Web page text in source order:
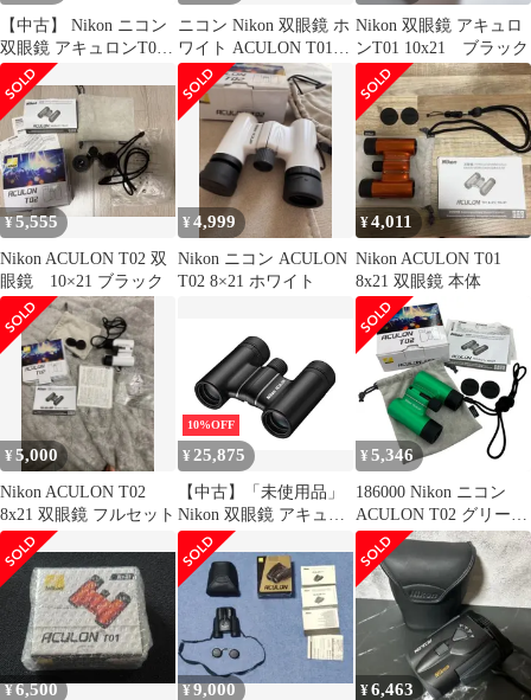
【中古】 Nikon ニコン
双眼鏡 アキュロンT01
8x21 ダハプリズム式 8
倍21口径 ホワイト
ACT018X21W
ニコン Nikon 双眼鏡 ホ
ワイト ACULON T01
8x21
Nikon 双眼鏡 アキュロ
ンT01 10x21 ブラック
¥5,555
Nikon ACULON T02 双
眼鏡 10×21 ブラック
¥4,999
Nikon ニコン ACULON
T02 8×21 ホワイト
¥4,011
Nikon ACULON T01
8x21 双眼鏡 本体
¥5,000
Nikon ACULON T02
8x21 双眼鏡 フルセット
10%OFF
¥25,875
【中古】「未使用品」
Nikon 双眼鏡 アキュロ
ンT02 10x21 ダハプリ
ズム式 10倍21口径 ブラ
ック ACULON
ACT0210X21BK
¥ 5,346
186000 Nikon ニコン
ACULON T02 グリーン
説明書付き
¥6,500 ¥9,000 ¥6,463